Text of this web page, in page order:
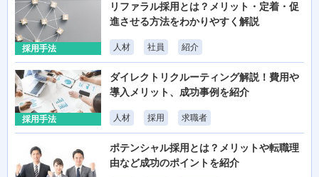
採用手法
リファラル採用とは？メリット・定着・促
進させる方法をわかりやすく解説
人材 社員 紹介
採用手法
ダイレクトリクルーティング解説！費用や
導入メリット、成功事例を紹介
人材 採用 求職者
ポテンシャル採用とは？メリットや転職理
由など成功のポイントを紹介